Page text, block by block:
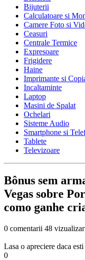
Bijuterii
Calculatoare si
Camere Foto si
Ceasuri
Centrale Termice
Expresoare
Frigidere
Haine
Imprimante si
Incaltaminte
Laptop
Masini de Spalat
Ochelari
Sisteme Audio
Smartphone si
Tablete
Televizoare
Bônus sem
Vegas sobre
como ganhe
0 comentarii 48
Lasa o apreciere daca
0